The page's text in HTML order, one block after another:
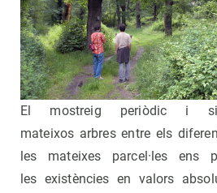
El mostreig periòdic i
mateixos arbres entre els
les mateixes parcel·les ens
les existències en valors